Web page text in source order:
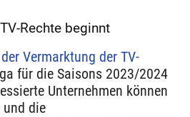
Rechte beginnt
Vermarktung der TV-
für die Saisons 2023/2024
Unternehmen können
und die